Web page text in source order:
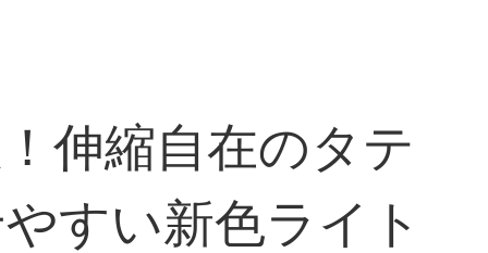
伸縮自在のタテ
すい新色ライト